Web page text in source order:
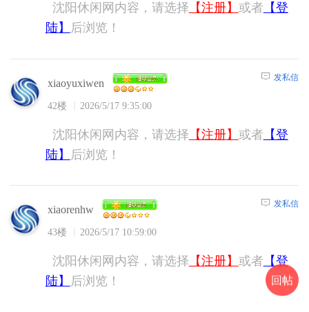
沈阳休闲网内容，请选择 【注册】 或者 【登
陆】
后浏览！
xiaoyuxiwen
42楼 2026/5/17 9:35:00
发私信
沈阳休闲网内容，请选择 【注册】 或者 【登
陆】
后浏览！
xiaorenhw
43楼 2026/5/17 10:59:00
发私信
沈阳休闲网内容，请选择 【注册】 或者 【登
陆】
后浏览！ 回帖